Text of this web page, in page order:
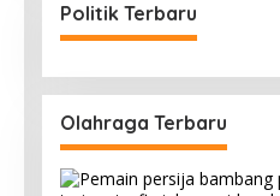
Politik Terbaru
Olahraga Terbaru